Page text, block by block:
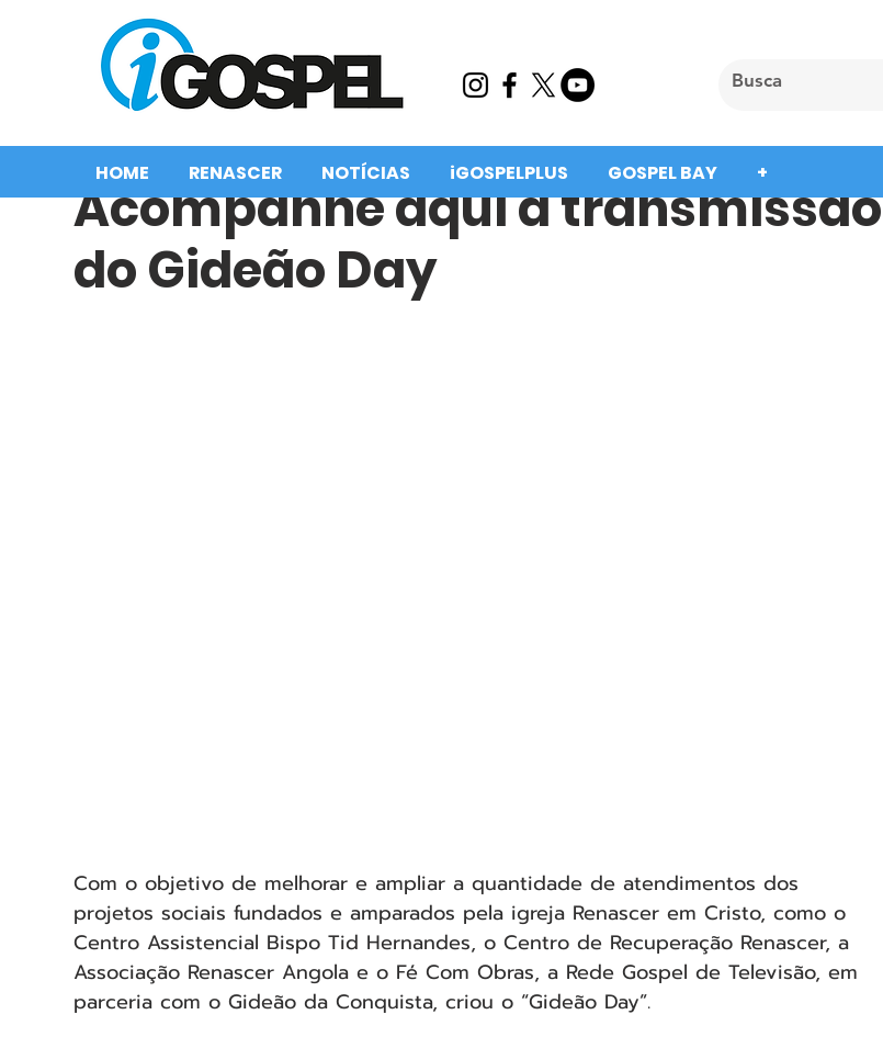
HOME RENASCER NOTÍCIAS iGOSPELPLUS GOSPEL BAY +
Acompanhe aqui a transmissão
do Gideão Day
Com o objetivo de melhorar e ampliar a quantidade de atendimentos dos
projetos sociais fundados e amparados pela igreja Renascer em Cristo, como o
Centro Assistencial Bispo Tid Hernandes, o Centro de Recuperação Renascer, a
Associação Renascer Angola e o Fé Com Obras, a Rede Gospel de Televisão, em
parceria com o Gideão da Conquista, criou o “Gideão Day”.